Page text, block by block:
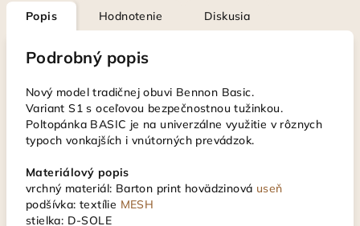
Popis Hodnotenie Diskusia
Podrobný popis
Nový model tradičnej obuvi Bennon Basic.
Variant S1 s oceľovou bezpečnostnou tužinkou.
Poltopánka BASIC je na univerzálne využitie v rôznych
typoch vonkajších i vnútorných prevádzok.
Materiálový popis
vrchný materiál: Barton print hovädzinová useň
podšívka: textílie MESH
stielka: D-SOLE